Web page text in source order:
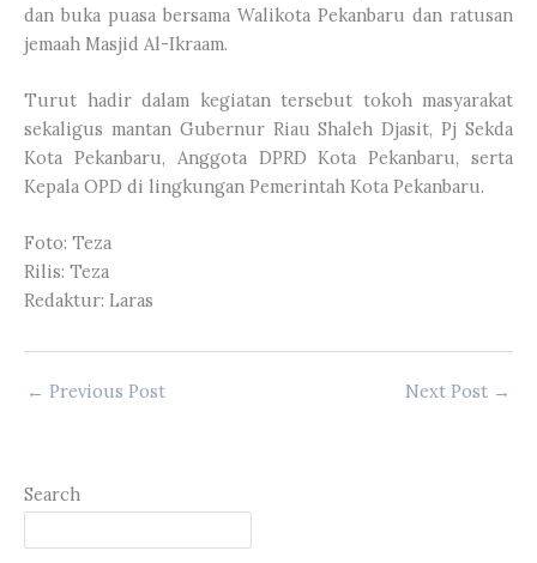
dan buka puasa bersama Walikota Pekanbaru dan ratusan
jemaah Masjid Al-Ikraam.
Turut hadir dalam kegiatan tersebut tokoh masyarakat
sekaligus mantan Gubernur Riau Shaleh Djasit, Pj Sekda
Kota Pekanbaru, Anggota DPRD Kota Pekanbaru, serta
Kepala OPD di lingkungan Pemerintah Kota Pekanbaru.
Foto: Teza
Rilis: Teza
Redaktur: Laras
← Previous Post Next Post →
Search